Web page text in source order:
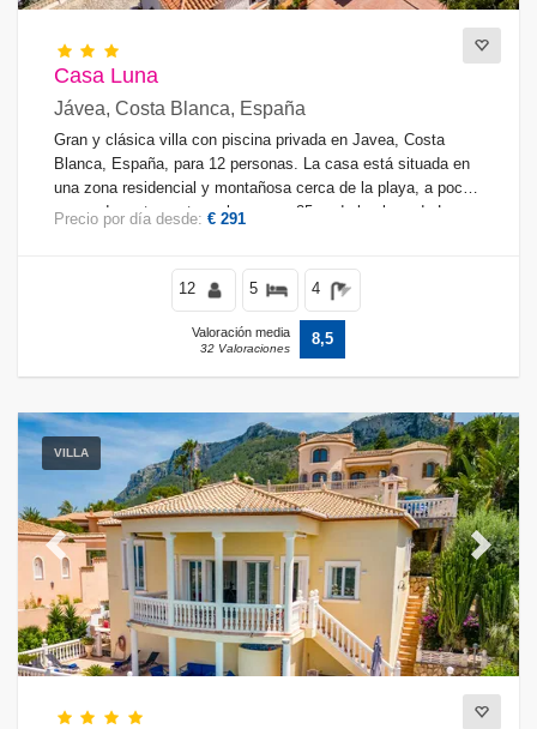
Casa Luna
Jávea, Costa Blanca, España
Gran y clásica villa con piscina privada en Javea, Costa
Blanca, España, para 12 personas. La casa está situada en
una zona residencial y montañosa cerca de la playa, a pocos
pasos de restaurantes y bares y a 25 m de la playa de La
Precio por día desde: € 291
12 5 4
Valoración media
32 Valoraciones
8,5
VILLA
Previous Next